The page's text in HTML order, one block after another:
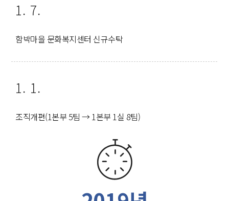
1. 7.
함박마을 문화복지센터 신규수탁
1. 1.
조직개편(1본부 5팀 → 1본부 1실 8팀)